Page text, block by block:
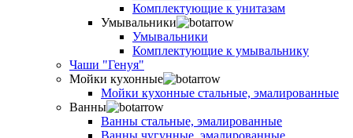
Комплектующие к унитазам
Умывальники
Умывальники
Комплектующие к умывальнику
Чаши "Генуя"
Мойки кухонные
Мойки кухонные стальные, эмалированные
Ванны
Ванны стальные, эмалированные
Ванны чугунные, эмалированные